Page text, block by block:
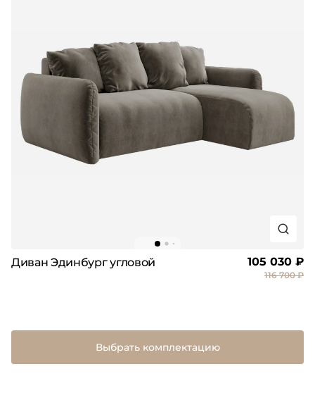
Диван Эдинбург угловой 105 030 ₽
116 700 ₽
Выбрать комплектацию